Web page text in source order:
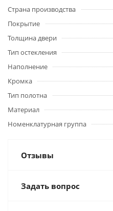
Страна производства
Покрытие
Толщина двери
Тип остекления
Наполнение
Кромка
Тип полотна
Материал
Номенклатурная группа
Отзывы
Задать вопрос